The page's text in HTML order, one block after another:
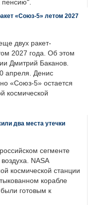
пенсию".
«Союз-5» летом 2027
двух ракет-
2027 года. Об этом
Дмитрий Баканов.
апреля. Денис
«Союз-5» остается
космической
два места утечки
сегменте
NASA
космической станции
корабле
готовым к